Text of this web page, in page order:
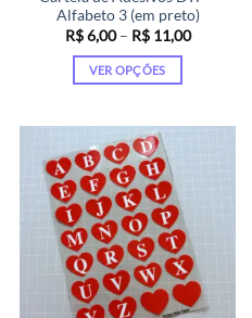
produto
Alfabeto 3 (em preto)
R$6,00 – R$11,00Faixa
VER OPÇÕES
tem
várias
variantes.
As
opções
podem
ser
escolhidas